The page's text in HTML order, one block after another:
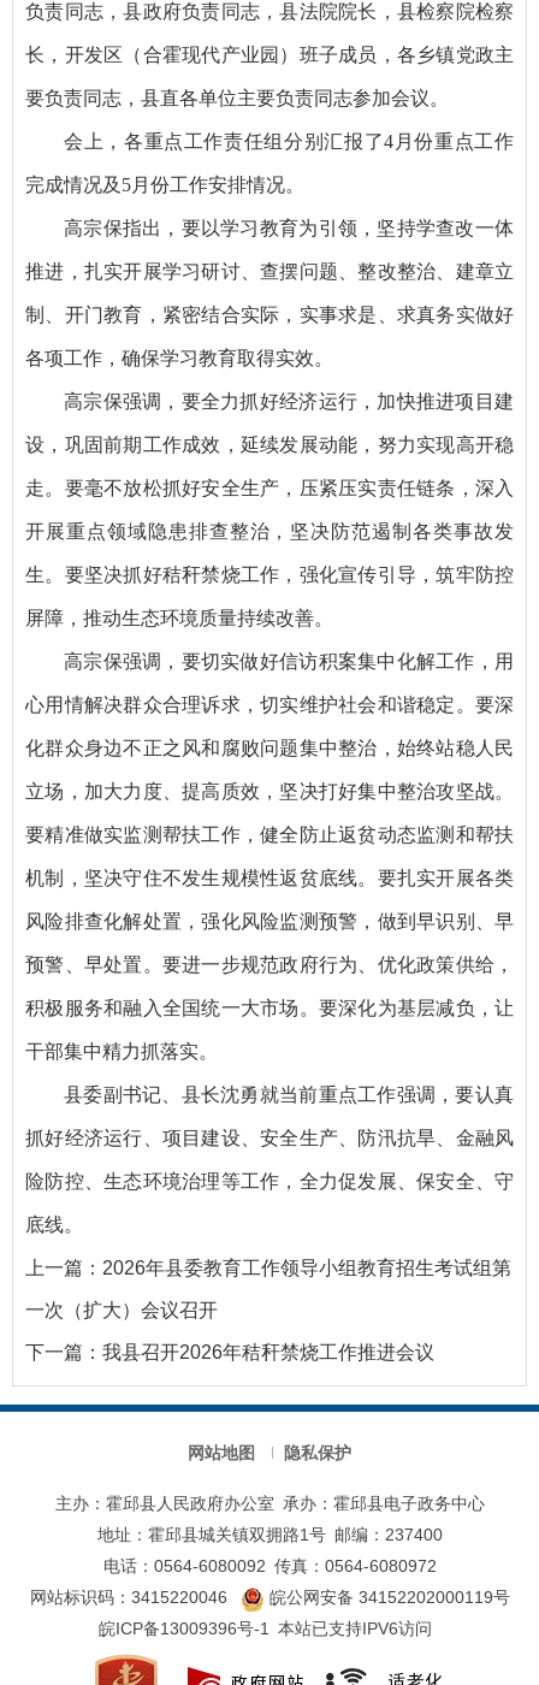
负责同志，县政府负责同志，县法院院长，县检察院检察
长，开发区（合霍现代产业园）班子成员，各乡镇党政主
要负责同志，县直各单位主要负责同志参加会议。
会上，各重点工作责任组分别汇报了4月份重点工作
完成情况及5月份工作安排情况。
高宗保指出，要以学习教育为引领，坚持学查改一体
推进，扎实开展学习研讨、查摆问题、整改整治、建章立
制、开门教育，紧密结合实际，实事求是、求真务实做好
各项工作，确保学习教育取得实效。
高宗保强调，要全力抓好经济运行，加快推进项目建
设，巩固前期工作成效，延续发展动能，努力实现高开稳
走。要毫不放松抓好安全生产，压紧压实责任链条，深入
开展重点领域隐患排查整治，坚决防范遏制各类事故发
生。要坚决抓好秸秆禁烧工作，强化宣传引导，筑牢防控
屏障，推动生态环境质量持续改善。
高宗保强调，要切实做好信访积案集中化解工作，用
心用情解决群众合理诉求，切实维护社会和谐稳定。要深
化群众身边不正之风和腐败问题集中整治，始终站稳人民
立场，加大力度、提高质效，坚决打好集中整治攻坚战。
要精准做实监测帮扶工作，健全防止返贫动态监测和帮扶
机制，坚决守住不发生规模性返贫底线。要扎实开展各类
风险排查化解处置，强化风险监测预警，做到早识别、早
预警、早处置。要进一步规范政府行为、优化政策供给，
积极服务和融入全国统一大市场。要深化为基层减负，让
干部集中精力抓落实。
县委副书记、县长沈勇就当前重点工作强调，要认真
抓好经济运行、项目建设、安全生产、防汛抗旱、金融风
险防控、生态环境治理等工作，全力促发展、保安全、守
底线。
上一篇： 2026年县委教育工作领导小组教育招生考试组第
一次（扩大）会议召开
下一篇： 我县召开2026年秸秆禁烧工作推进会议
网站地图 隐私保护
主办：霍邱县人民政府办公室 承办：霍邱县电子政务中心
地址：霍邱县城关镇双拥路1号 邮编：237400
电话：0564-6080092 传真：0564-6080972
网站标识码：3415220046
皖公网安备 34152202000119号
皖ICP备13009396号-1 本站已支持IPV6访问